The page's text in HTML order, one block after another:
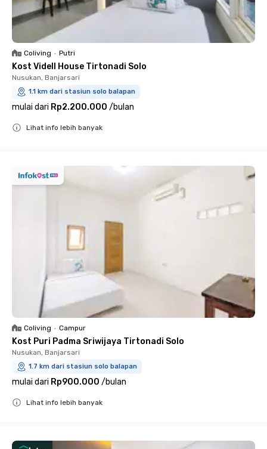
Coliving • Putri
Kost Videll House Tirtonadi Solo
Nusukan, Banjarsari
1.1 km dari stasiun solo balapan
mulai dari Rp2.200.000 /bulan
Lihat info lebih banyak
Coliving • Campur
Kost Puri Padma Sriwijaya Tirtonadi Solo
Nusukan, Banjarsari
1.7 km dari stasiun solo balapan
mulai dari Rp900.000 /bulan
Lihat info lebih banyak